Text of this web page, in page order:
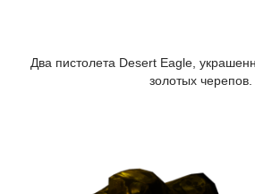
Два пистолета Desert Eagle,
золотых черепов.